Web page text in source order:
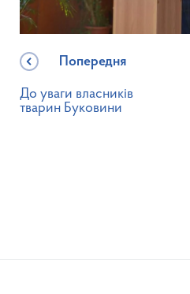
Попередня
До уваги власників
тварин Буковини